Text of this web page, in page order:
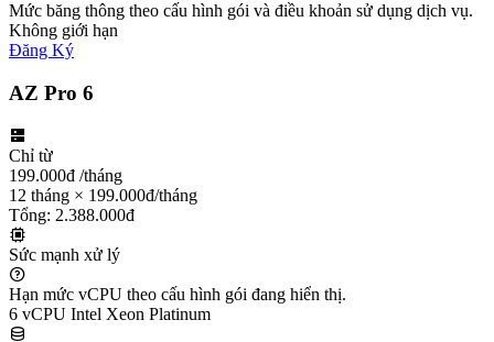
Mức băng thông theo cấu hình gói và điều khoản sử dụng dịch vụ.
Không giới hạn
Đăng Ký
AZ Pro 6
Chỉ từ
199.000đ /tháng
12 tháng × 199.000đ/tháng
Tổng: 2.388.000đ
Sức mạnh xử lý
Hạn mức vCPU theo cấu hình gói đang hiển thị.
6 vCPU Intel Xeon Platinum